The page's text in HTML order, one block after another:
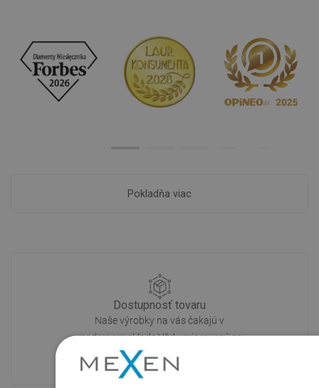
Pokladňa viac
Dostupnosť tovaru
Naše výrobky na vás čakajú v
modernom sklade.Vždy pripravený na
prepravu!